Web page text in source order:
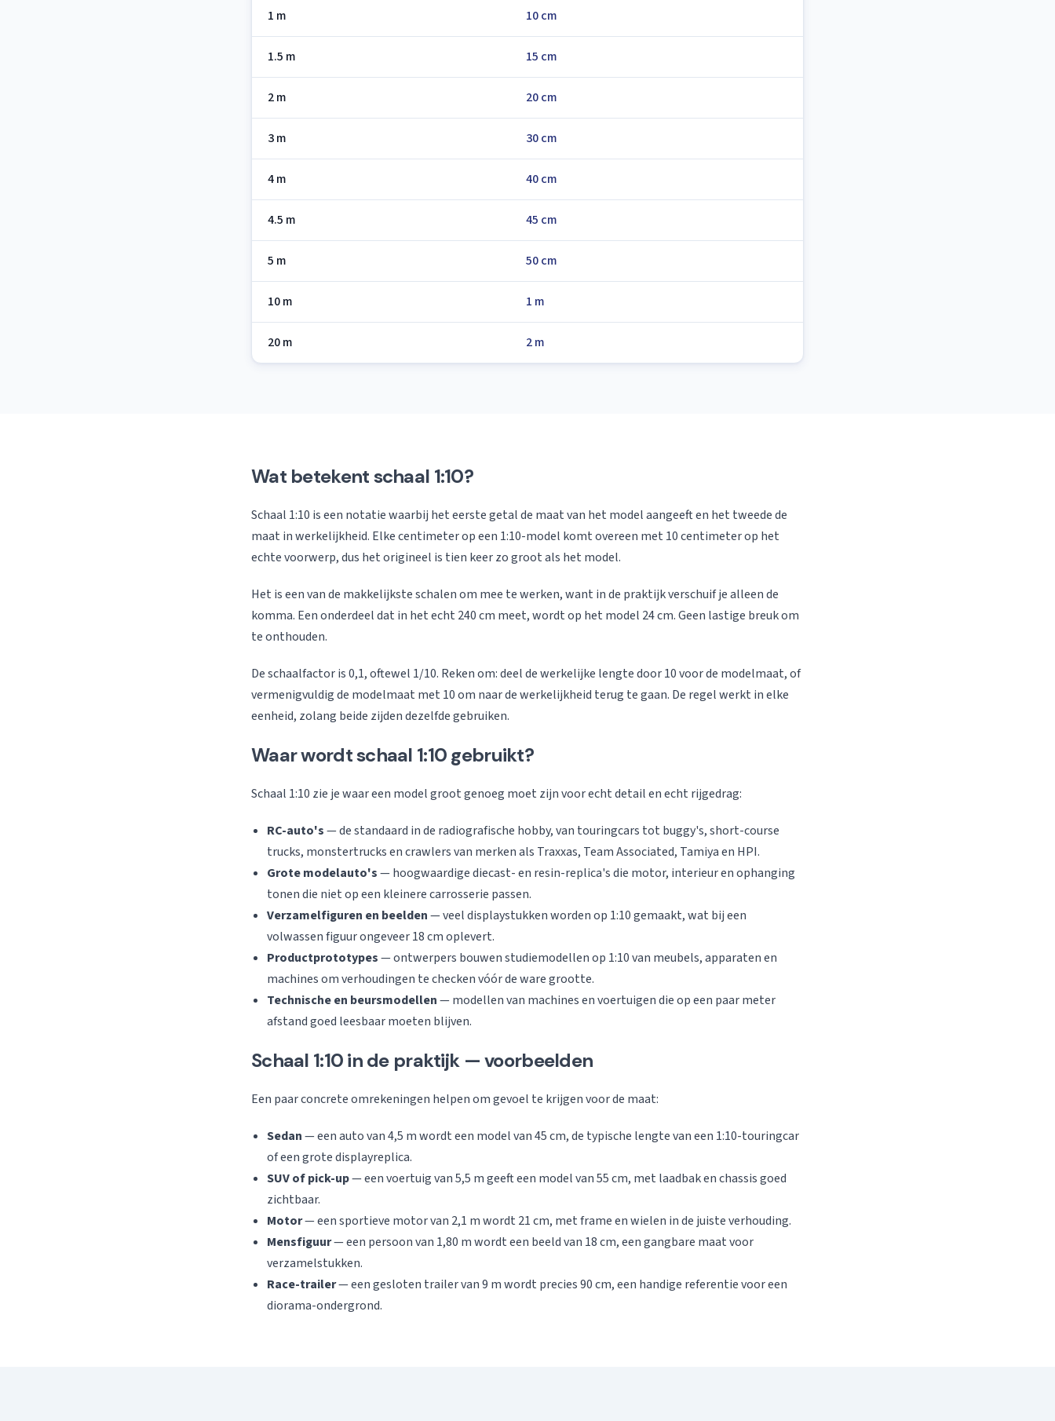
1 m 10 cm
1.5 m 15 cm
2 m 20 cm
3 m 30 cm
4 m 40 cm
4.5 m 45 cm
5 m 50 cm
10 m 1 m
20 m 2 m
Wat betekent schaal 1:10?
Schaal 1:10 is een notatie waarbij het eerste getal de maat van het model aangeeft en het tweede de
maat in werkelijkheid. Elke centimeter op een 1:10-model komt overeen met 10 centimeter op het
echte voorwerp, dus het origineel is tien keer zo groot als het model.
Het is een van de makkelijkste schalen om mee te werken, want in de praktijk verschuif je alleen de
komma. Een onderdeel dat in het echt 240 cm meet, wordt op het model 24 cm. Geen lastige breuk om
te onthouden.
De schaalfactor is 0,1, oftewel 1/10. Reken om: deel de werkelijke lengte door 10 voor de modelmaat, of
vermenigvuldig de modelmaat met 10 om naar de werkelijkheid terug te gaan. De regel werkt in elke
eenheid, zolang beide zijden dezelfde gebruiken.
Waar wordt schaal 1:10 gebruikt?
Schaal 1:10 zie je waar een model groot genoeg moet zijn voor echt detail en echt rijgedrag:
RC-auto's— de standaard in de radiografische hobby, van touringcars tot buggy's, short-course
trucks, monstertrucks en crawlers van merken als Traxxas, Team Associated, Tamiya en HPI.
Grote modelauto's— hoogwaardige diecast- en resin-replica's die motor, interieur en ophanging
tonen die niet op een kleinere carrosserie passen.
Verzamelfiguren en beelden— veel displaystukken worden op 1:10 gemaakt, wat bij een
volwassen figuur ongeveer 18 cm oplevert.
Productprototypes— ontwerpers bouwen studiemodellen op 1:10 van meubels, apparaten en
machines om verhoudingen te checken vóór de ware grootte.
Technische en beursmodellen— modellen van machines en voertuigen die op een paar meter
afstand goed leesbaar moeten blijven.
Schaal 1:10 in de praktijk — voorbeelden
Een paar concrete omrekeningen helpen om gevoel te krijgen voor de maat:
Sedan— een auto van 4,5 m wordt een model van 45 cm, de typische lengte van een 1:10-touringcar
of een grote displayreplica.
SUV of pick-up— een voertuig van 5,5 m geeft een model van 55 cm, met laadbak en chassis goed
zichtbaar.
Motor— een sportieve motor van 2,1 m wordt 21 cm, met frame en wielen in de juiste verhouding.
Mensfiguur— een persoon van 1,80 m wordt een beeld van 18 cm, een gangbare maat voor
verzamelstukken.
Race-trailer— een gesloten trailer van 9 m wordt precies 90 cm, een handige referentie voor een
diorama-ondergrond.